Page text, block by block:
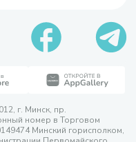
г. Минск, пр.
номер в Торговом
Минский горисполком,